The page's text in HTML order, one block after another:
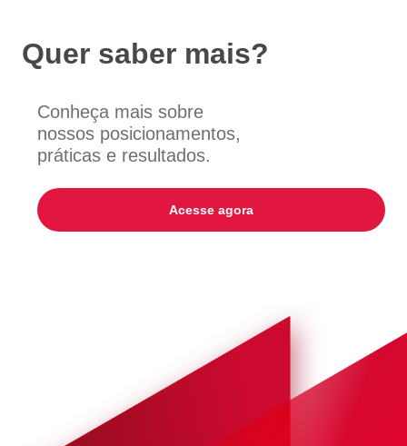
Quer saber mais?
Conheça mais sobre
nossos posicionamentos,
práticas e resultados.
Acesse agora